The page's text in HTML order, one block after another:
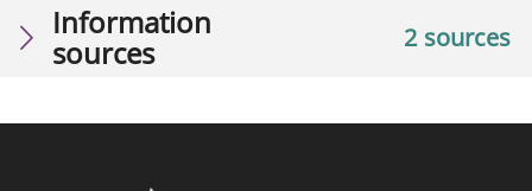
2 sources
Information
sources